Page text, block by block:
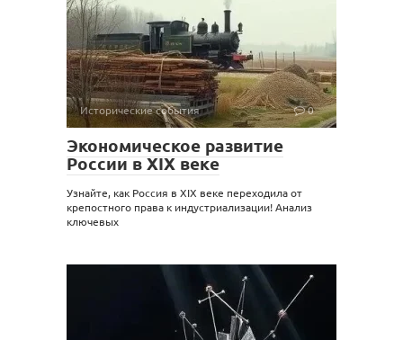
Исторические события 0
Экономическое развитие
России в XIX веке
Узнайте, как Россия в XIX веке переходила от
крепостного права к индустриализации! Анализ
ключевых